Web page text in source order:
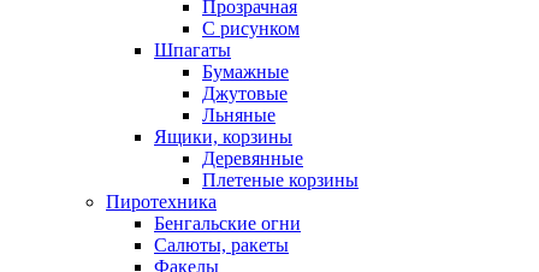
Прозрачная
С рисунком
Шпагаты
Бумажные
Джутовые
Льняные
Ящики, корзины
Деревянные
Плетеные корзины
Пиротехника
Бенгальские огни
Салюты, ракеты
Факелы